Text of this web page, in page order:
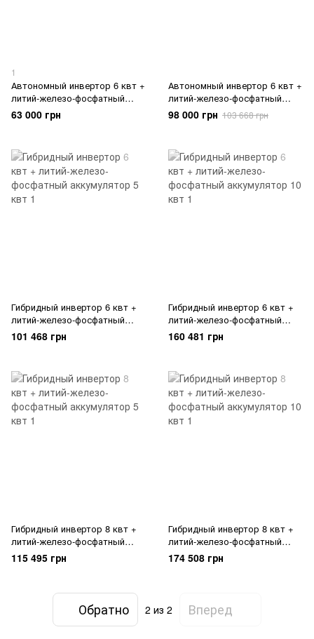
1
Автономный инвертор 6 квт +
литий-железо-фосфатный
аккумулятор 5 квт
63 000 грн
Автономный инвертор 6 квт +
литий-железо-фосфатный
аккумулятор 10 квт
98 000 грн 103 668 грн
Гибридный инвертор 6 квт +
литий-железо-фосфатный
аккумулятор 5 квт
101 468 грн
Гибридный инвертор 6 квт +
литий-железо-фосфатный
аккумулятор 10 квт
160 481 грн
Гибридный инвертор 8 квт +
литий-железо-фосфатный
аккумулятор 5 квт
115 495 грн
Гибридный инвертор 8 квт +
литий-железо-фосфатный
аккумулятор 10 квт
174 508 грн
Обратно 2 из 2 Вперед